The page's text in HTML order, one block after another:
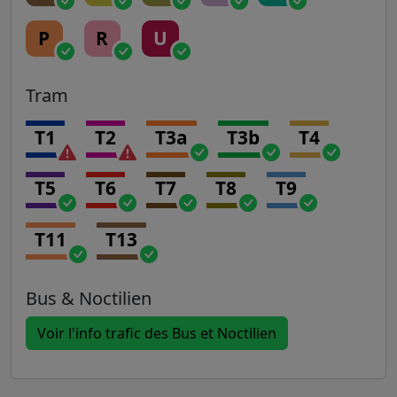
P R U
Tram
T1 T2 T3a T3b T4
T5 T6 T7 T8 T9
T11 T13
Bus & Noctilien
Voir l'info trafic des Bus et Noctilien